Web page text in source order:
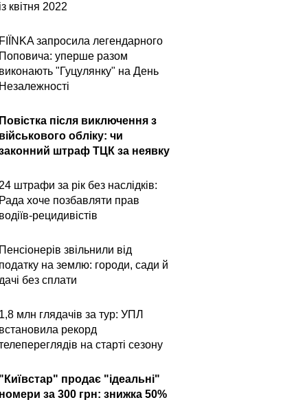
із квітня 2022
FIÏNKA запросила легендарного
Поповича: уперше разом
виконають "Гуцулянку" на День
Незалежності
Повістка після виключення з
військового обліку: чи
штраф ТЦК за неявку
24 штрафи за рік без наслідків:
Рада хоче позбавляти прав
водіїв-рецидивістів
Пенсіонерів звільнили від
податку на землю: городи, сади й
дачі без сплати
1,8 млн глядачів за тур: УПЛ
встановила рекорд
на старті сезону
"Київстар" продає "ідеальні"
номери за 300 грн: знижка 50%